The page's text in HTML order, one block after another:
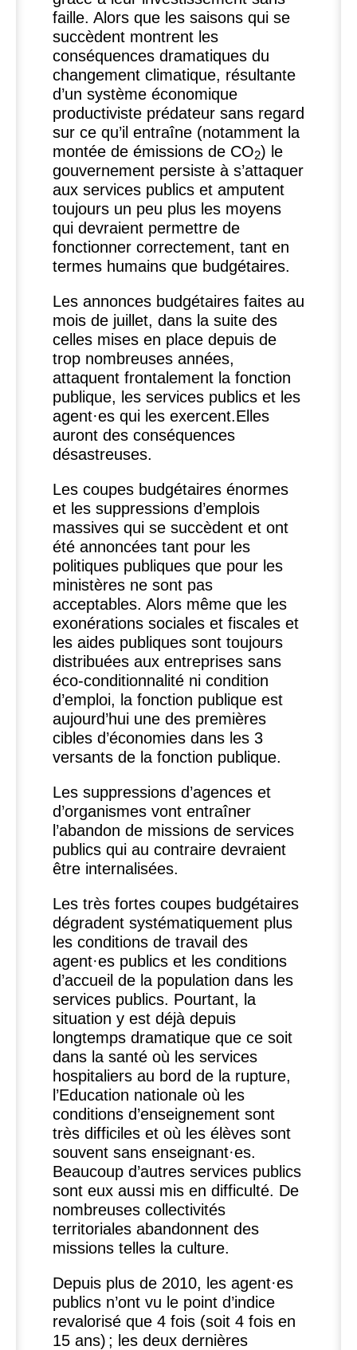
faille. Alors que les saisons qui se
succèdent montrent les
conséquences dramatiques du
changement climatique, résultante
d’un système économique
productiviste prédateur sans regard
sur ce qu’il entraîne (notamment la
montée de émissions de CO2) le
gouvernement persiste à s’attaquer
aux services publics et amputent
toujours un peu plus les moyens
qui devraient permettre de
fonctionner correctement, tant en
termes humains que budgétaires.
Les annonces budgétaires faites au
mois de juillet, dans la suite des
celles mises en place depuis de
trop nombreuses années,
attaquent frontalement la fonction
publique, les services publics et les
agent·es qui les exercent.Elles
auront des conséquences
désastreuses.
Les coupes budgétaires énormes
et les suppressions d’emplois
massives qui se succèdent et ont
été annoncées tant pour les
politiques publiques que pour les
ministères ne sont pas
acceptables. Alors même que les
exonérations sociales et fiscales et
les aides publiques sont toujours
distribuées aux entreprises sans
éco-conditionnalité ni condition
d’emploi, la fonction publique est
aujourd’hui une des premières
cibles d’économies dans les 3
versants de la fonction publique.
Les suppressions d’agences et
d’organismes vont entraîner
l’abandon de missions de services
publics qui au contraire devraient
être internalisées.
Les très fortes coupes budgétaires
dégradent systématiquement plus
les conditions de travail des
agent·es publics et les conditions
d’accueil de la population dans les
services publics. Pourtant, la
situation y est déjà depuis
longtemps dramatique que ce soit
dans la santé où les services
hospitaliers au bord de la rupture,
l’Education nationale où les
conditions d’enseignement sont
très difficiles et où les élèves sont
souvent sans enseignant·es.
Beaucoup d’autres services publics
sont eux aussi mis en difficulté. De
nombreuses collectivités
territoriales abandonnent des
missions telles la culture.
Depuis plus de 2010, les agent·es
publics n’ont vu le point d’indice
revalorisé que 4 fois (soit 4 fois en
15 ans) ; les deux dernières